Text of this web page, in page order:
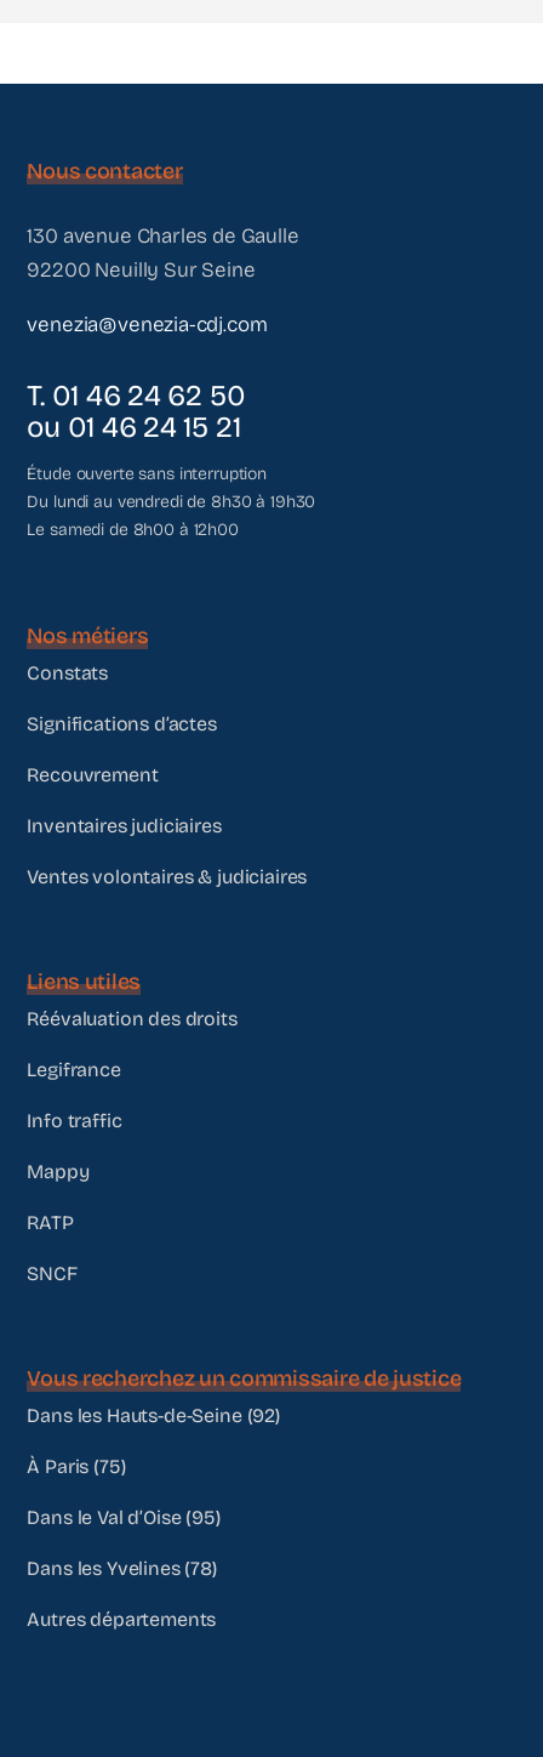
Nous contacter
130 avenue Charles de Gaulle
92200 Neuilly Sur Seine
venezia@venezia-cdj.com
T. 01 46 24 62 50
ou 01 46 24 15 21
Étude ouverte sans interruption
Du lundi au vendredi de 8h30 à 19h30
Le samedi de 8h00 à 12h00
Nos métiers
Constats
Significations d’actes
Recouvrement
Inventaires judiciaires
Ventes volontaires & judiciaires
Liens utiles
Réévaluation des droits
Legifrance
Info traffic
Mappy
RATP
SNCF
Vous recherchez un commissaire de justice
Dans les Hauts-de-Seine (92)
À Paris (75)
Dans le Val d’Oise (95)
Dans les Yvelines (78)
Autres départements